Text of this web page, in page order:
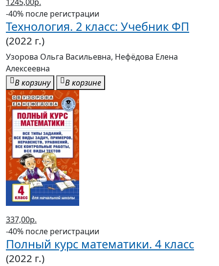
-40% после регистрации
Технология. 2 класс: Учебник ФП
(2022 г.)
Узорова Ольга Васильевна, Нефёдова Елена
Алексеевна
В корзину
В корзине
337,00р.
-40% после регистрации
Полный курс математики. 4 класс
(2022 г.)